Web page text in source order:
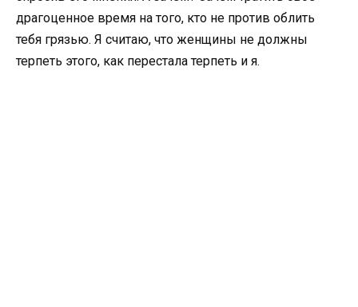
драгоценное время на того, кто не против облить
тебя грязью. Я считаю, что женщины не должны
терпеть этого, как перестала терпеть и я.